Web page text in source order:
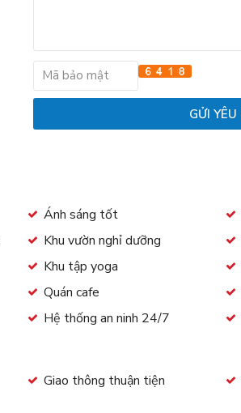
Ánh sáng tốt
Khu vườn nghỉ dưỡng
Khu tập yoga
Quán cafe
Hệ thống an ninh 24/7
Giao thông thuận tiện